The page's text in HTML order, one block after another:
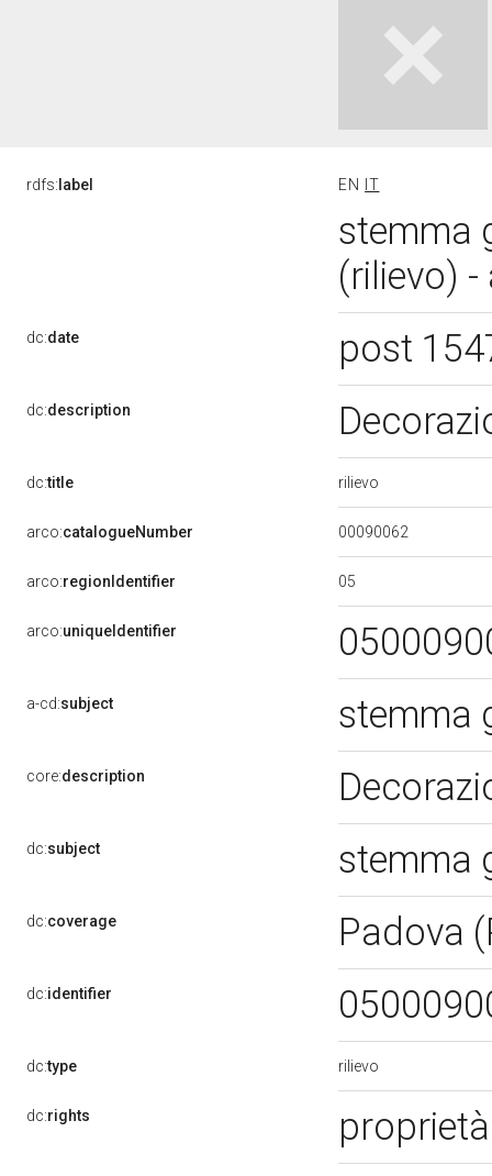
rdfs: label EN IT
stemma
(rilievo)
dc:date post
dc:description
dc:title rilievo
arco:catalogueNumber 00090062
arco:regionIdentifier 05
arco:uniqueIdentifier
a-cd:subject stemma
core:description
dc:subject stemma
dc:coverage Padova
dc:identifier
dc:type rilievo
dc:rights